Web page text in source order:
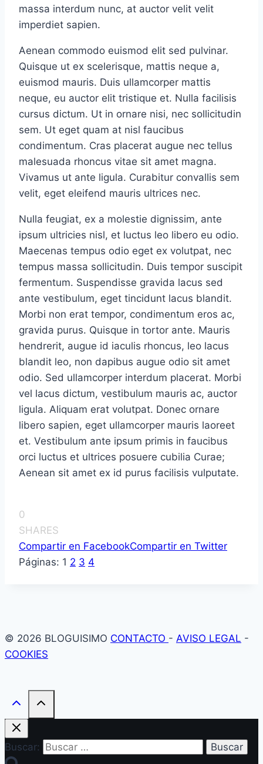
massa interdum nunc, at auctor velit velit
imperdiet sapien.
Aenean commodo euismod elit sed pulvinar.
Quisque ut ex scelerisque, mattis neque a,
euismod mauris. Duis ullamcorper mattis
neque, eu auctor elit tristique et. Nulla facilisis
cursus dictum. Ut in ornare nisi, nec sollicitudin
sem. Ut eget quam at nisl faucibus
condimentum. Cras placerat augue nec tellus
malesuada rhoncus vitae sit amet magna.
Vivamus ut ante ligula. Curabitur convallis sem
velit, eget eleifend mauris ultrices nec.
Nulla feugiat, ex a molestie dignissim, ante
ipsum ultricies nisl, et luctus leo libero eu odio.
Maecenas tempus odio eget ex volutpat, nec
tempus massa sollicitudin. Duis tempor suscipit
fermentum. Suspendisse gravida lacus sed
ante vestibulum, eget tincidunt lacus blandit.
Morbi non erat tempor, condimentum eros ac,
gravida purus. Quisque in tortor ante. Mauris
hendrerit, augue id iaculis rhoncus, leo lacus
blandit leo, non dapibus augue odio sit amet
odio. Sed ullamcorper interdum placerat. Morbi
vel lacus dictum, vestibulum mauris ac, auctor
ligula. Aliquam erat volutpat. Donec ornare
libero sapien, eget ullamcorper mauris laoreet
et. Vestibulum ante ipsum primis in faucibus
orci luctus et ultrices posuere cubilia Curae;
Aenean sit amet ex id purus facilisis vulputate.
0
SHARES
Compartir en FacebookCompartir en Twitter
Páginas: 1 2 3 4
© 2026 BLOGUISIMO CONTACTO - AVISO LEGAL -
COOKIES
Buscar: